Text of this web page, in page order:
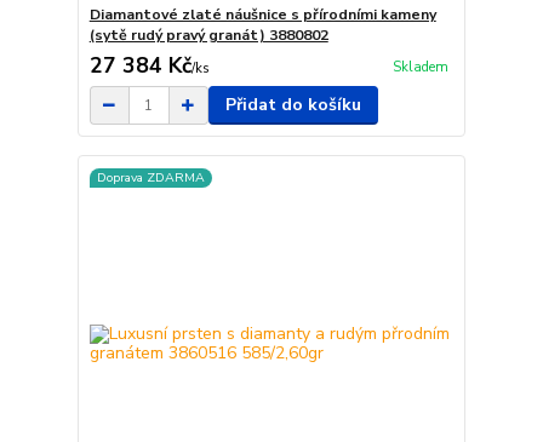
Diamantové zlaté náušnice s přírodními kameny
(sytě rudý pravý granát) 3880802
27 384 Kč/ks Skladem
Přidat do košíku
Doprava ZDARMA